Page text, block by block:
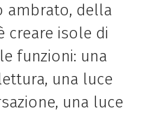
ambrato, della
creare isole di
funzioni: una
una luce
una luce